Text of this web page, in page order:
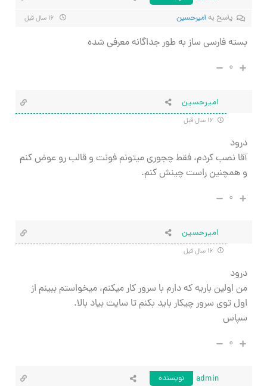
پاسخ بهاميرحسين
بسته فارسی ساز به طور جداگانه معرفی شده
۰
اميرحسين
درود
آقا نصب كردم، فقط چجوري ميتونم فونت و قالب رو عوض كنم
و همچنين راست چينش كنم.
۰
اميرحسين
درود
من اولين باريه كه دارم با سرور كار ميكنم، ميخواستم ببينم از
اول توي سرور چيكار بايد بكنم تا سايت بياد بالا.
سپاس
۰
admin
نویسنده